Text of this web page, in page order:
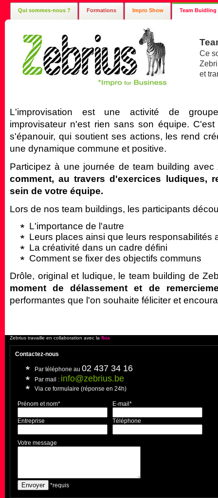
Qui sommes-nous ? Formations Impro Show Team Buidling
Ce
et
L'improvisation est une activité de
improvisateur n'est rien sans son équipe.
s'épanouir, qui soutient ses actions, les rend
une dynamique commune et positive.
Participez à une journée de team building
comment, au travers d'exercices ludiques,
sein de votre équipe.
Lors de nos team buildings, les participants
L'importance de l'autre
Leurs places ainsi que leurs responsabilités
La créativité dans un cadre défini
Comment se fixer des objectifs communs
Drôle, original et ludique, le team building de
moment de délassement et de
performantes que l'on souhaite féliciter et
Zebrius travaille en collaboration avec la fbia
Contactez-nous
Par téléphone au 02 437 34 16
Par mail : info@zebrius.be
Via ce formulaire (réponse en 24h)
Prénom et nom*
Entreprise
E-mail*
Téléphone
Votre message
*requis